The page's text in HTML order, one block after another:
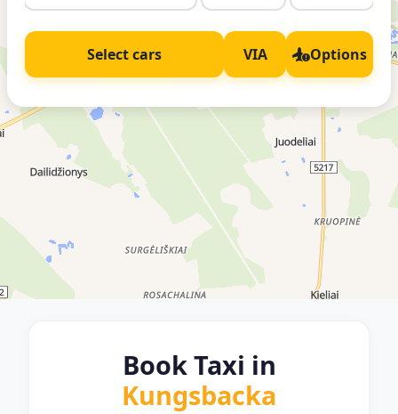
Select cars VIA Options
Book Taxi in
Kungsbacka